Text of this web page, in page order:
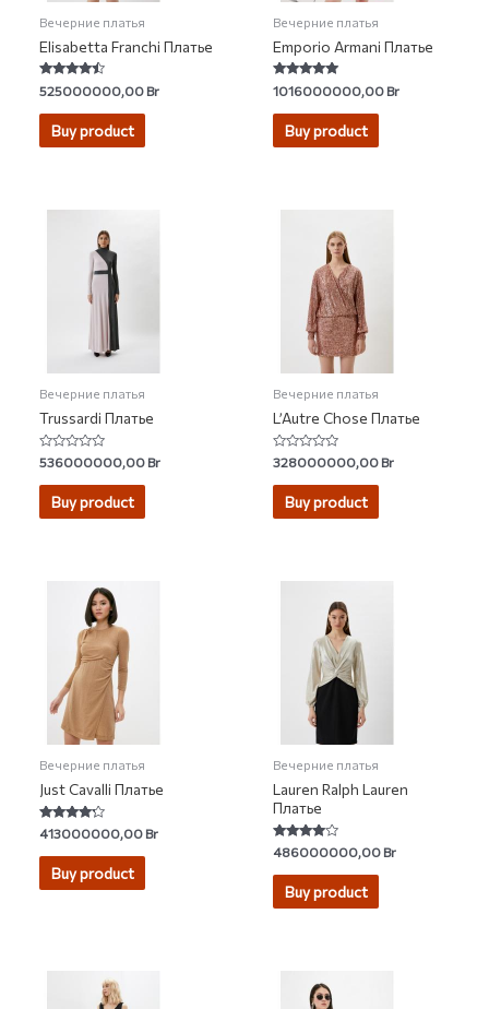
Вечерние платья
Elisabetta Franchi Платье
Rated
4.20
out of 5
525000000,00Br
Buy product
Вечерние платья
Emporio Armani Платье
Rated
4.80
out of 5
1016000000,00Br
Buy product
Вечерние платья
Trussardi Платье
Rated
0
out
536000000,00Br
Buy product
Вечерние платья
L’Autre Chose Платье
Rated
0
out
328000000,00Br
Buy product
Вечерние платья
Just Cavalli Платье
Rated
4.00
out of 5
413000000,00Br
Buy product
Вечерние платья
Lauren Ralph Lauren
Платье
Rated
3.75
out of 5
486000000,00Br
Buy product